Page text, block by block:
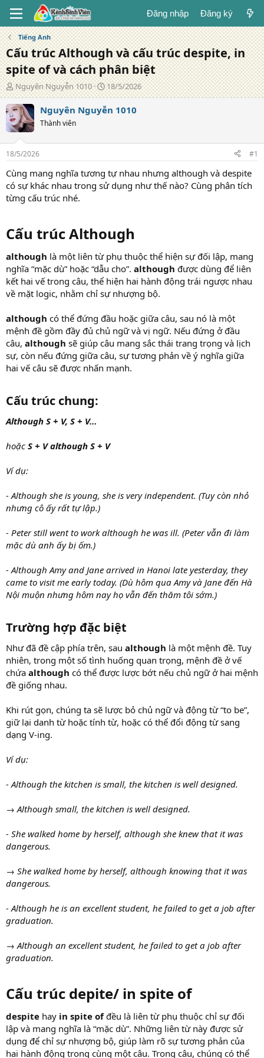
Đăng nhập Đăng ký
Tiếng Anh
Cấu trúc Although và cấu trúc despite, in
spite of và cách phân biệt
T
á
c
g
i
ả
Nguyên Nguyễn 1010
N
g
à
g
18/5/2026
Nguyên Nguyễn 1010
Thành viên
18/5/2026 #1
Cùng mang nghĩa tương tự nhau nhưng although và despite
có sự khác nhau trong sử dụng như thế nào? Cùng phân tích
từng cấu trúc nhé.
Cấu trúc Although
although là một liên từ phụ thuộc thể hiện sự đối lập, mang
nghĩa “mặc dù” hoặc “dẫu cho”. although được dùng để liên
kết hai vế trong câu, thể hiện hai hành động trái ngược nhau
về mặt logic, nhằm chỉ sự nhượng bộ.
although có thể đứng đầu hoặc giữa câu, sau nó là một
mệnh đề gồm đầy đủ chủ ngữ và vị ngữ. Nếu đứng ở đầu
câu, although sẽ giúp câu mang sắc thái trang trọng và lịch
sự, còn nếu đứng giữa câu, sự tương phản về ý nghĩa giữa
hai vế câu sẽ được nhấn mạnh.
Cấu trúc chung:
Although S + V, S + V…
hoặc S + V although S + V
Ví dụ:
- Although she is young, she is very independent. (Tuy còn nhỏ
nhưng cô ấy rất tự lập.)
- Peter still went to work although he was ill. (Peter vẫn đi làm
mặc dù anh ấy bị ốm.)
- Although Amy and Jane arrived in Hanoi late yesterday, they
came to visit me early today. (Dù hôm qua Amy và Jane đến Hà
Nội muộn nhưng hôm nay họ vẫn đến thăm tôi sớm.)
Trường hợp đặc biệt
Như đã đề cập phía trên, sau although là một mệnh đề. Tuy
nhiên, trong một số tình huống quan trọng, mệnh đề ở vế
chứa although có thể được lược bớt nếu chủ ngữ ở hai mệnh
đề giống nhau.
Khi rút gọn, chúng ta sẽ lược bỏ chủ ngữ và động từ “to be”,
giữ lại danh từ hoặc tính từ, hoặc có thể đổi động từ sang
dạng V-ing.
Ví dụ:
- Although the kitchen is small, the kitchen is well designed.
→ Although small, the kitchen is well designed.
- She walked home by herself, although she knew that it was
dangerous.
→ She walked home by herself, although knowing that it was
dangerous.
- Although he is an excellent student, he failed to get a job after
graduation.
→ Although an excellent student, he failed to get a job after
graduation.
Cấu trúc depite/ in spite of
despite hay in spite ofđều là liên từ phụ thuộc chỉ sự đối
lập và mang nghĩa là “mặc dù”. Những liên từ này được sử
dụng để chỉ sự nhượng bộ, giúp làm rõ sự tương phản của
hai hành động trong cùng một câu. Trong câu, chúng có thể